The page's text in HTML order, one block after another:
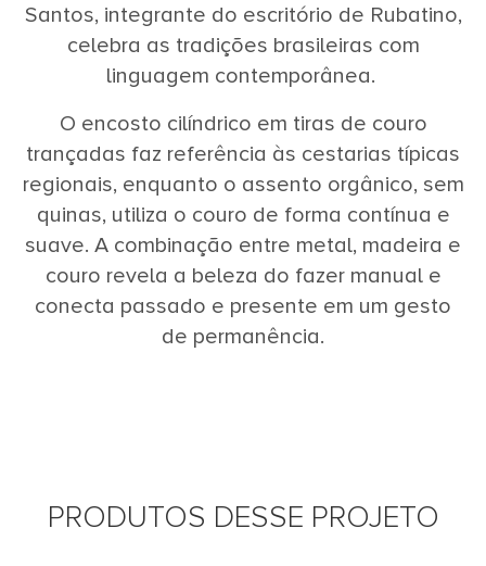
Santos, integrante do escritório de Rubatino,
celebra as tradições brasileiras com
linguagem contemporânea.
O encosto cilíndrico em tiras de couro
trançadas faz referência às cestarias típicas
regionais, enquanto o assento orgânico, sem
quinas, utiliza o couro de forma contínua e
suave. A combinação entre metal, madeira e
couro revela a beleza do fazer manual e
conecta passado e presente em um gesto
de permanência.
PRODUTOS DESSE PROJETO